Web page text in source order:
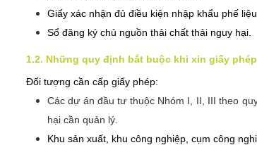
Giấy xác nhận đủ điều kiện nhập khẩu phế
Sổ đăng ký chủ nguồn thải chất thải nguy hại.
1.2. Những quy định bắt buộc khi xin giấy
Đối tượng cần cấp giấy phép:
Các dự án đầu tư thuộc Nhóm I, II, III theo
hại cần quản lý.
Khu sản xuất, khu công nghiệp, cụm công